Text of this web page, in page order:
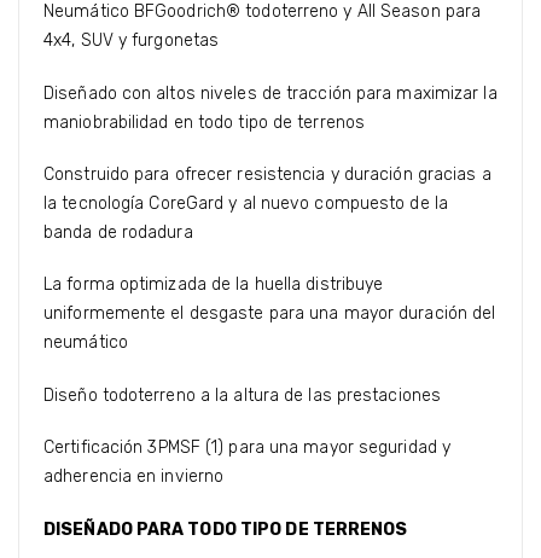
Neumático BFGoodrich® todoterreno y All Season para
4x4, SUV y furgonetas
Diseñado con altos niveles de tracción para maximizar la
maniobrabilidad en todo tipo de terrenos
Construido para ofrecer resistencia y duración gracias a
la tecnología CoreGard y al nuevo compuesto de la
banda de rodadura
La forma optimizada de la huella distribuye
uniformemente el desgaste para una mayor duración del
neumático
Diseño todoterreno a la altura de las prestaciones
Certificación 3PMSF (1) para una mayor seguridad y
adherencia en invierno
DISEÑADO PARA TODO TIPO DE TERRENOS